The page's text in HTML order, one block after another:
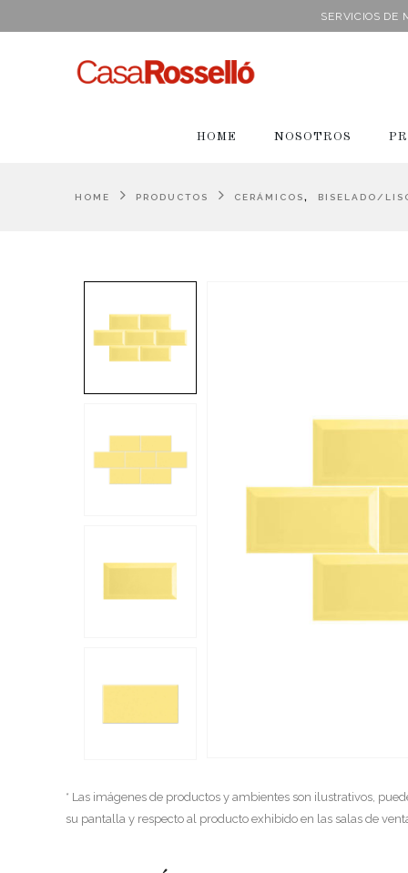
SERVICIOS DE
HOME NOSOTROS
HOME PRODUCTOS CERÁMICOS, BISELADO/
* Las imágenes de productos y ambientes son ilustrativos,
su pantalla y respecto al producto exhibido en las salas de